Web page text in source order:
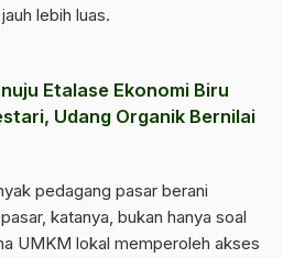
lebih luas.
Etalase Ekonomi Biru
Udang Organik Bernilai
pedagang pasar berani
katanya, bukan hanya soal
UMKM lokal memperoleh akses